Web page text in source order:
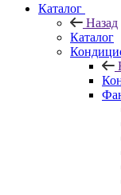
Каталог
Назад
Каталог